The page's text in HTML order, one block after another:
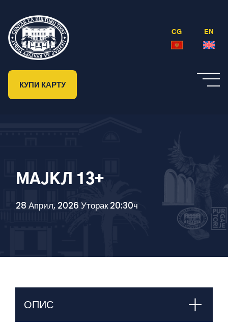
CG EN
КУПИ КАРТУ
МАЈКЛ 13+
28 Април, 2026 Уторак 20:30ч
ОПИС